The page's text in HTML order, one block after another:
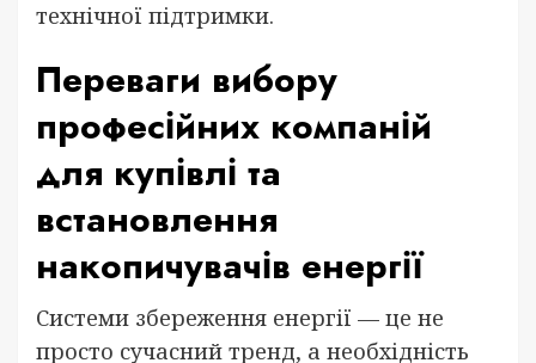
технічної підтримки.
Переваги вибору
професійних компаній
для купівлі та
встановлення
накопичувачів енергії
Системи збереження енергії — це не
просто сучасний тренд, а необхідність